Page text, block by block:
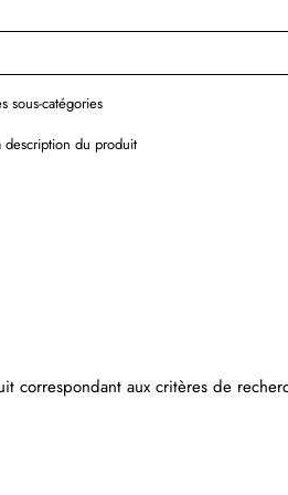
sous-catégories
description du produit
correspondant aux critères de